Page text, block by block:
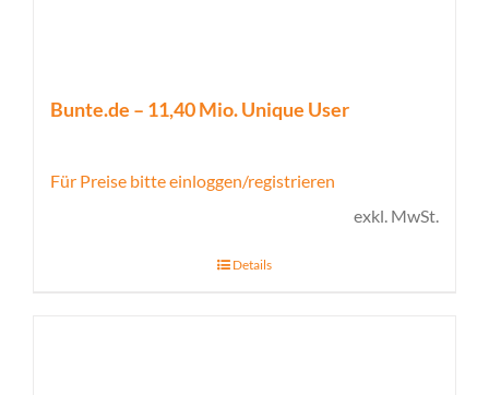
Bunte.de – 11,40 Mio. Unique User
Für Preise bitte einloggen/registrieren
exkl. MwSt.
Details